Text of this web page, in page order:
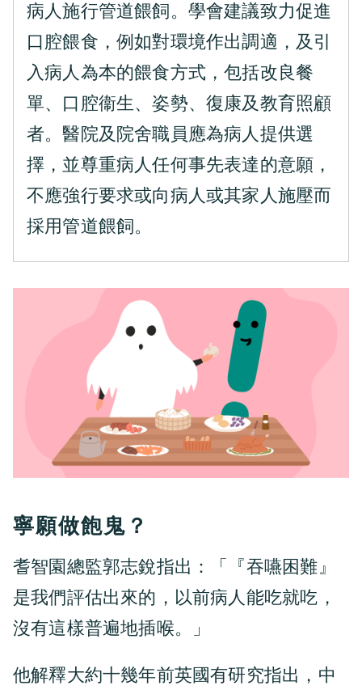
病人施行管道餵飼。學會建議致力促進
口腔餵食，例如對環境作出調適，及引
入病人為本的餵食方式，包括改良餐
單、口腔衞生、姿勢、復康及教育照顧
者。醫院及院舍職員應為病人提供選
擇，並尊重病人任何事先表達的意願，
不應強行要求或向病人或其家人施壓而
採用管道餵飼。
寧願做飽鬼？
耆智園總監郭志銳指出：「『吞嚥困難』
是我們評估出來的，以前病人能吃就吃，
沒有這樣普遍地插喉。」
他解釋大約十幾年前英國有研究指出，中